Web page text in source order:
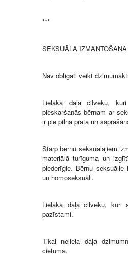
***
SEKSUĀLA
Nav obligāti veikt
Lielākā daļa cilvēku,
pieskaršanās bērnam ar
ir pie pilna prāta un
Starp bērnu seksuālajiem
materiālā turīguma un
piederīgie. Bērnu
un homoseksuāli.
Lielākā daļa cilvēku, kuri
pazīstami.
Tikai neliela daļa
cietumā.